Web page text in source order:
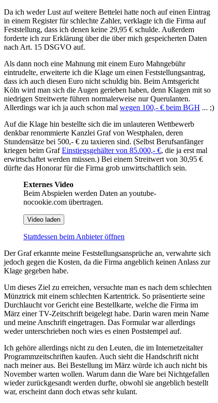
Da ich weder Lust auf weitere Bettelei hatte noch auf einen Eintrag
in einem Register für schlechte Zahler, verklagte ich die Firma auf
Feststellung, dass ich denen keine 29,95 € schulde. Außerdem
forderte ich zur Erklärung über die über mich gespeicherten Daten
nach Art. 15 DSGVO auf.
Als dann noch eine Mahnung mit einem Euro Mahngebühr
eintrudelte, erweiterte ich die Klage um einen Feststellungsantrag,
dass ich auch diesen Euro nicht schuldig bin. Beim Amtsgericht
Köln wird man sich die Augen gerieben haben, denn Klagen mit so
niedrigen Streitwerte führen normalerweise nur Querulanten.
Allerdings war ich ja auch schon mal wegen 100,- € beim BGH ... ;)
Auf die Klage hin bestellte sich die im unlauteren Wettbewerb
denkbar renommierte Kanzlei Graf von Westphalen, deren
Stundensätze bei 500,- € zu taxieren sind. (Selbst Berufsanfänger
kriegen beim GrafEinstiegsgehälter von 85.000,- €, die ja erst mal
erwirtschaftet werden müssen.) Bei einem Streitwert von 30,95 €
dürfte das Honorar für die Firma grob unwirtschaftlich sein.
Externes Video
Beim Abspielen werden Daten an youtube-
nocookie.com übertragen.
Video laden
Stattdessen beim Anbieter öffnen
Der Graf erkannte meine Feststellungsansprüche an, verwahrte sich
jedoch gegen die Kosten, da die Firma angeblich keinen Anlass zur
Klage gegeben habe.
Um dieses Ziel zu erreichen, versuchte man es nach dem schlechten
Münztrick mit einem schlechten Kartentrick. So präsentierte seine
Durchlaucht vor Gericht eine Bestellkarte, welche die Firma im
März einer TV-Zeitschrift beigelegt habe. Darin waren mein Name
und meine Anschrift eingetragen. Das Formular war allerdings
weder unterschrieben noch wies es einen Poststempel auf.
Ich gehöre allerdings nicht zu den Leuten, die im Internetzeitalter
Programmzeitschriften kaufen. Auch sieht die Handschrift nicht
nach meiner aus. Bei Bestellung im März würde ich auch nicht bis
November warten wollen. Warum dann die Ware bei Nichtgefallen
wieder zurückgesandt werden durfte, obwohl sie angeblich bestellt
war, erscheint dann doch etwas sehr kulant.